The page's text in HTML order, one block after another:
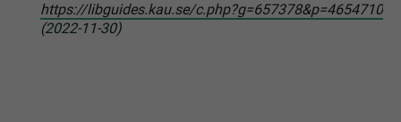
https://libguides.kau.se/c.php?g=657378&p=4654710
(2022-11-30)